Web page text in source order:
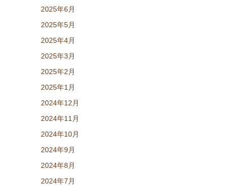
2025年6月
2025年5月
2025年4月
2025年3月
2025年2月
2025年1月
2024年12月
2024年11月
2024年10月
2024年9月
2024年8月
2024年7月